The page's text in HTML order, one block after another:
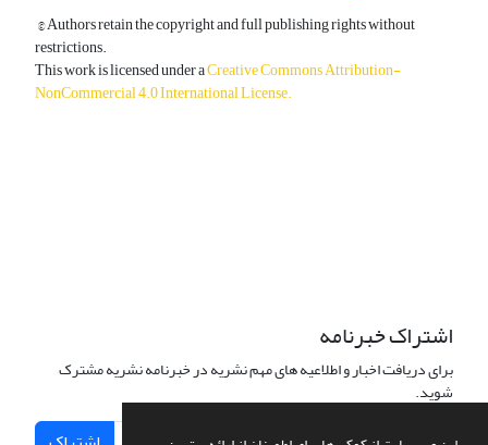
© Authors retain the copyright and full publishing rights without
restrictions.
This work is licensed under aCreative Commons Attribution-
NonCommercial 4.0 International License.
اشتراک خبرنامه
برای دریافت اخبار و اطلاعیه های مهم نشریه در خبرنامه نشریه مشترک
شوید.